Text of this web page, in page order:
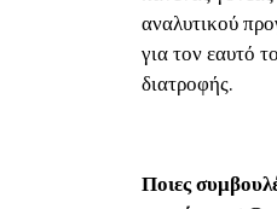
αναλυτικού
για τον εαυτό
διατροφής.
Ποιες